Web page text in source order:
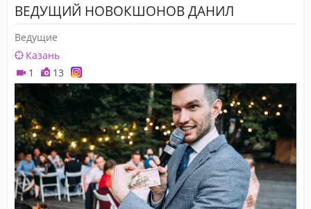
ВЕДУЩИЙ НОВОКШОНОВ ДАНИЛ
Ведущие
Казань
1
13